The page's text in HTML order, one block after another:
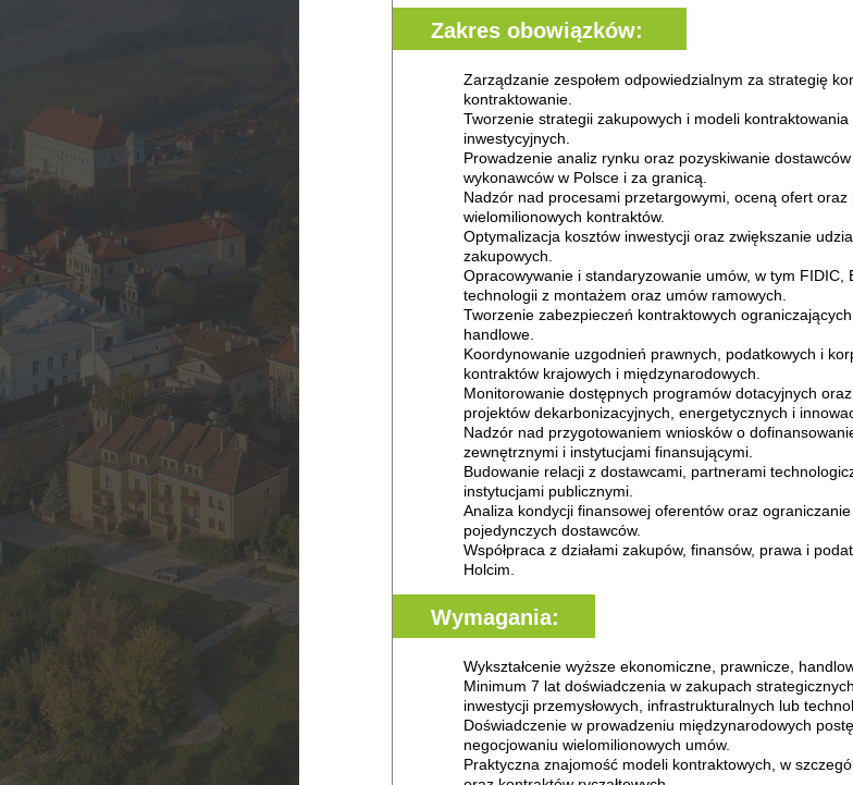
Zakres obowiązków:
Zarządzanie zespołem odpowiedzialnym za strategię
kontraktowanie.
Tworzenie strategii zakupowych i modeli
inwestycyjnych.
Prowadzenie analiz rynku oraz pozyskiwanie
wykonawców w Polsce i za granicą.
Nadzór nad procesami przetargowymi, oceną ofert
wielomilionowych kontraktów.
Optymalizacja kosztów inwestycji oraz zwiększanie
zakupowych.
Opracowywanie i standaryzowanie umów, w tym FIDIC,
technologii z montażem oraz umów ramowych.
Tworzenie zabezpieczeń kontraktowych
handlowe.
Koordynowanie uzgodnień prawnych, podatkowych i
kontraktów krajowych i międzynarodowych.
Monitorowanie dostępnych programów dotacyjnych
projektów dekarbonizacyjnych, energetycznych i
Nadzór nad przygotowaniem wniosków o
zewnętrznymi i instytucjami finansującymi.
Budowanie relacji z dostawcami, partnerami
instytucjami publicznymi.
Analiza kondycji finansowej oferentów oraz
pojedynczych dostawców.
Współpraca z działami zakupów, finansów, prawa i
Holcim.
Wymagania:
Wykształcenie wyższe ekonomiczne, prawnicze,
Minimum 7 lat doświadczenia w zakupach
inwestycji przemysłowych, infrastrukturalnych lub
Doświadczenie w prowadzeniu międzynarodowych
negocjowaniu wielomilionowych umów.
Praktyczna znajomość modeli kontraktowych, w